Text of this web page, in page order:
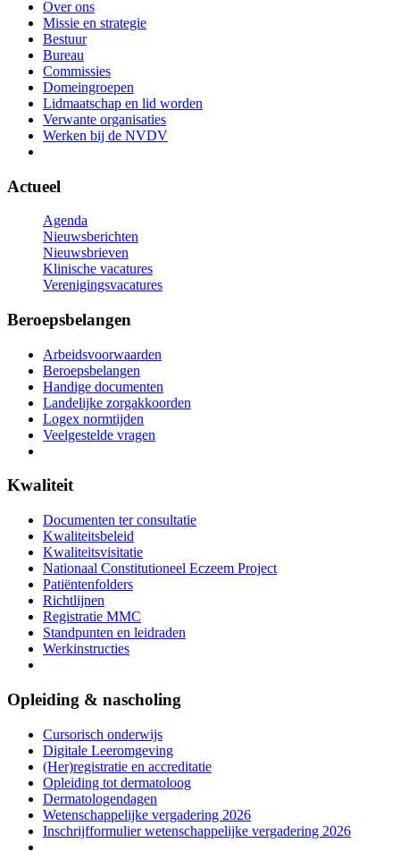
Over ons
Missie en strategie
Bestuur
Bureau
Commissies
Domeingroepen
Lidmaatschap en lid worden
Verwante organisaties
Werken bij de NVDV
Actueel
Agenda
Nieuwsberichten
Nieuwsbrieven
Klinische vacatures
Verenigingsvacatures
Beroepsbelangen
Arbeidsvoorwaarden
Beroepsbelangen
Handige documenten
Landelijke zorgakkoorden
Logex normtijden
Veelgestelde vragen
Kwaliteit
Documenten ter consultatie
Kwaliteitsbeleid
Kwaliteitsvisitatie
Nationaal Constitutioneel Eczeem Project
Patiëntenfolders
Richtlijnen
Registratie MMC
Standpunten en leidraden
Werkinstructies
Opleiding & nascholing
Cursorisch onderwijs
Digitale Leeromgeving
(Her)registratie en accreditatie
Opleiding tot dermatoloog
Dermatologendagen
Wetenschappelijke vergadering 2026
Inschrijfformulier wetenschappelijke vergadering 2026